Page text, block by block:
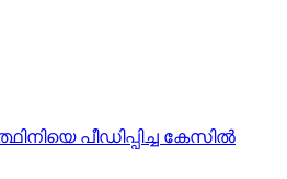
പീഡിപ്പിച്ച കേസില്‍